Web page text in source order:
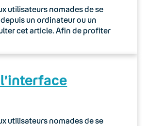
utilisateurs nomades de se
un ordinateur ou un
cet article. Afin de profiter
utilisateurs nomades de se